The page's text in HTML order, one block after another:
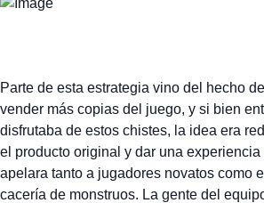
Parte de esta estrategia vino del hecho
vender más copias del juego, y si bien
disfrutaba de estos chistes, la idea era
el producto original y dar una experiencia
apelara tanto a jugadores novatos como
cacería de monstruos. La gente del